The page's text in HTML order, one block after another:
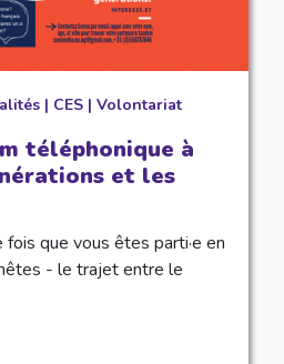
| CES| Volontariat
téléphonique à
et les
que vous êtes parti·e en
- le trajet entre le